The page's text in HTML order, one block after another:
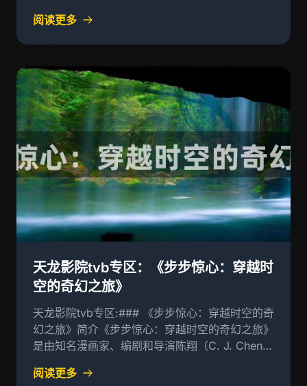
产业的一块基石
阅读更多
天龙影院tvb专区：《步步惊心：穿越时
空的奇幻之旅》
天龙影院tvb专区:### 《步步惊心：穿越时空的奇
幻之旅》简介《步步惊心：穿越时空的奇幻之旅》
是由知名漫画家、编剧和导演陈翔（C. J. Chen）
的虚拟世界为主线，讲述了主角小雪的冒险故事
阅读更多